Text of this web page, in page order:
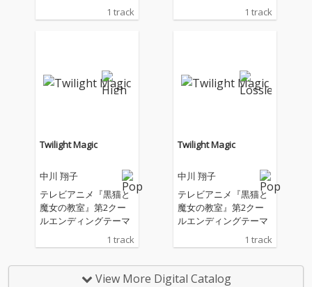
1 track 1 track
Twilight Magic
中川 翔子
テレビアニメ『黒猫と
魔女の教室』第2クー
ルエンディングテーマ
1 track
Twilight Magic
中川 翔子
テレビアニメ『黒猫と
魔女の教室』第2クー
ルエンディングテーマ
1 track
View More Digital Catalog